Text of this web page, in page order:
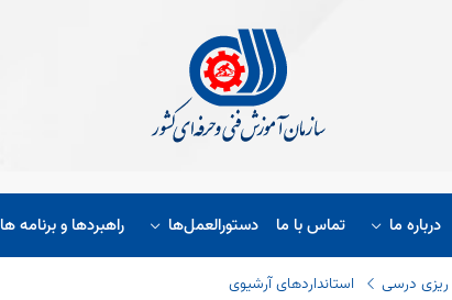
درباره ما تماس با ما دستورالعمل‌ها راهبردها و برنامه ها
ریزی درسی
استانداردهای آرشیوی